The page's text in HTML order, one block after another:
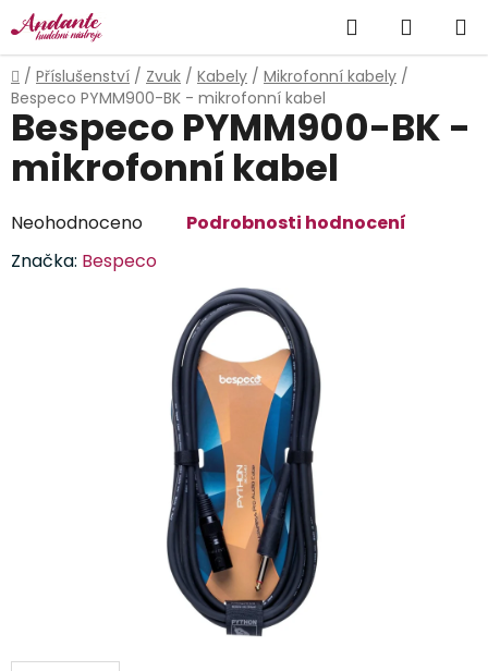
Přejít
na
obsah
Hledat
KOŠÍK
Domů
/ Příslušenství / Zvuk / Kabely / Mikrofonní kabely /
Bespeco PYMM900-BK - mikrofonní kabel
Bespeco PYMM900-BK -
mikrofonní kabel
Průměrné
produktu
Neohodnoceno
Podrobnosti hodnocení
Značka: Bespeco